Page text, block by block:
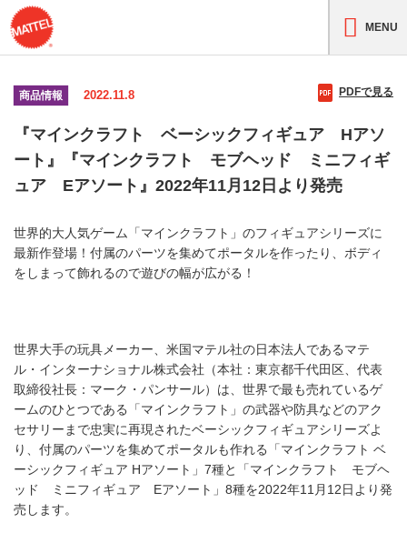
MENU
商品情報 2022.11.8 PDFで見る
『マインクラフト ベーシックフィギュア Hアソ
ート』『マインクラフト モブヘッド ミニフィギ
ュア Eアソート』2022年11月12日より発売
世界的大人気ゲーム「マインクラフト」のフィギュアシリーズに
最新作登場！付属のパーツを集めてポータルを作ったり、ボディ
をしまって飾れるので遊びの幅が広がる！
世界大手の玩具メーカー、米国マテル社の日本法人であるマテ
ル・インターナショナル株式会社（本社：東京都千代田区、代表
取締役社長：マーク・パンサール）は、世界で最も売れているゲ
ームのひとつである「マインクラフト」の武器や防具などのアク
セサリーまで忠実に再現されたベーシックフィギュアシリーズよ
り、付属のパーツを集めてポータルも作れる「マインクラフト ベ
ーシックフィギュア Hアソート」7種と「マインクラフト モブヘ
ッド ミニフィギュア Eアソート」8種を2022年11月12日より発
売します。